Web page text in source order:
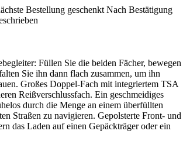
Bestellung geschenkt Nach Bestätigung
Füllen Sie die beiden Fächer, bewegen
Sie ihn dann flach zusammen, um ihn
Großes Doppel-Fach mit integriertem TSA
Reißverschlussfach. Ein geschmeidiges
durch die Menge an einem überfüllten
Straßen zu navigieren. Gepolsterte Front- und
das Laden auf einen Gepäckträger oder ein